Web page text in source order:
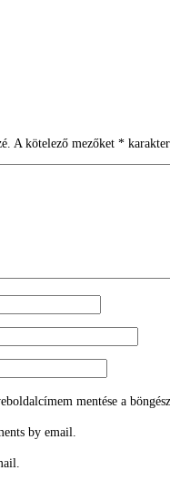
A kötelező mezőket *
mentése a
by email.